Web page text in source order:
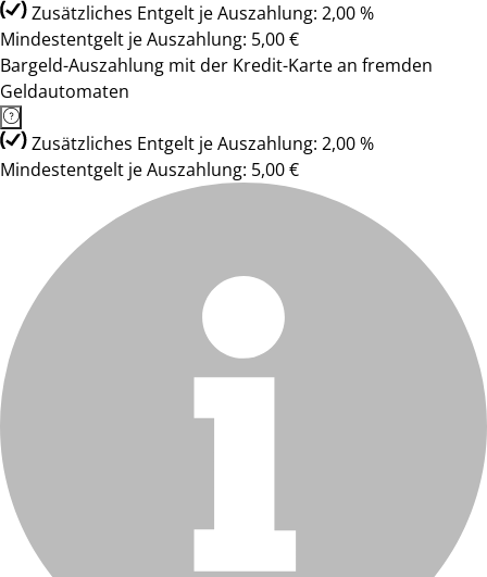
Zusätzliches Entgelt je Auszahlung: 2,00 %
Mindestentgelt je Auszahlung: 5,00 €
Bargeld-Auszahlung mit der Kredit-Karte an fremden
Geldautomaten
Zusätzliches Entgelt je Auszahlung: 2,00 %
Mindestentgelt je Auszahlung: 5,00 €